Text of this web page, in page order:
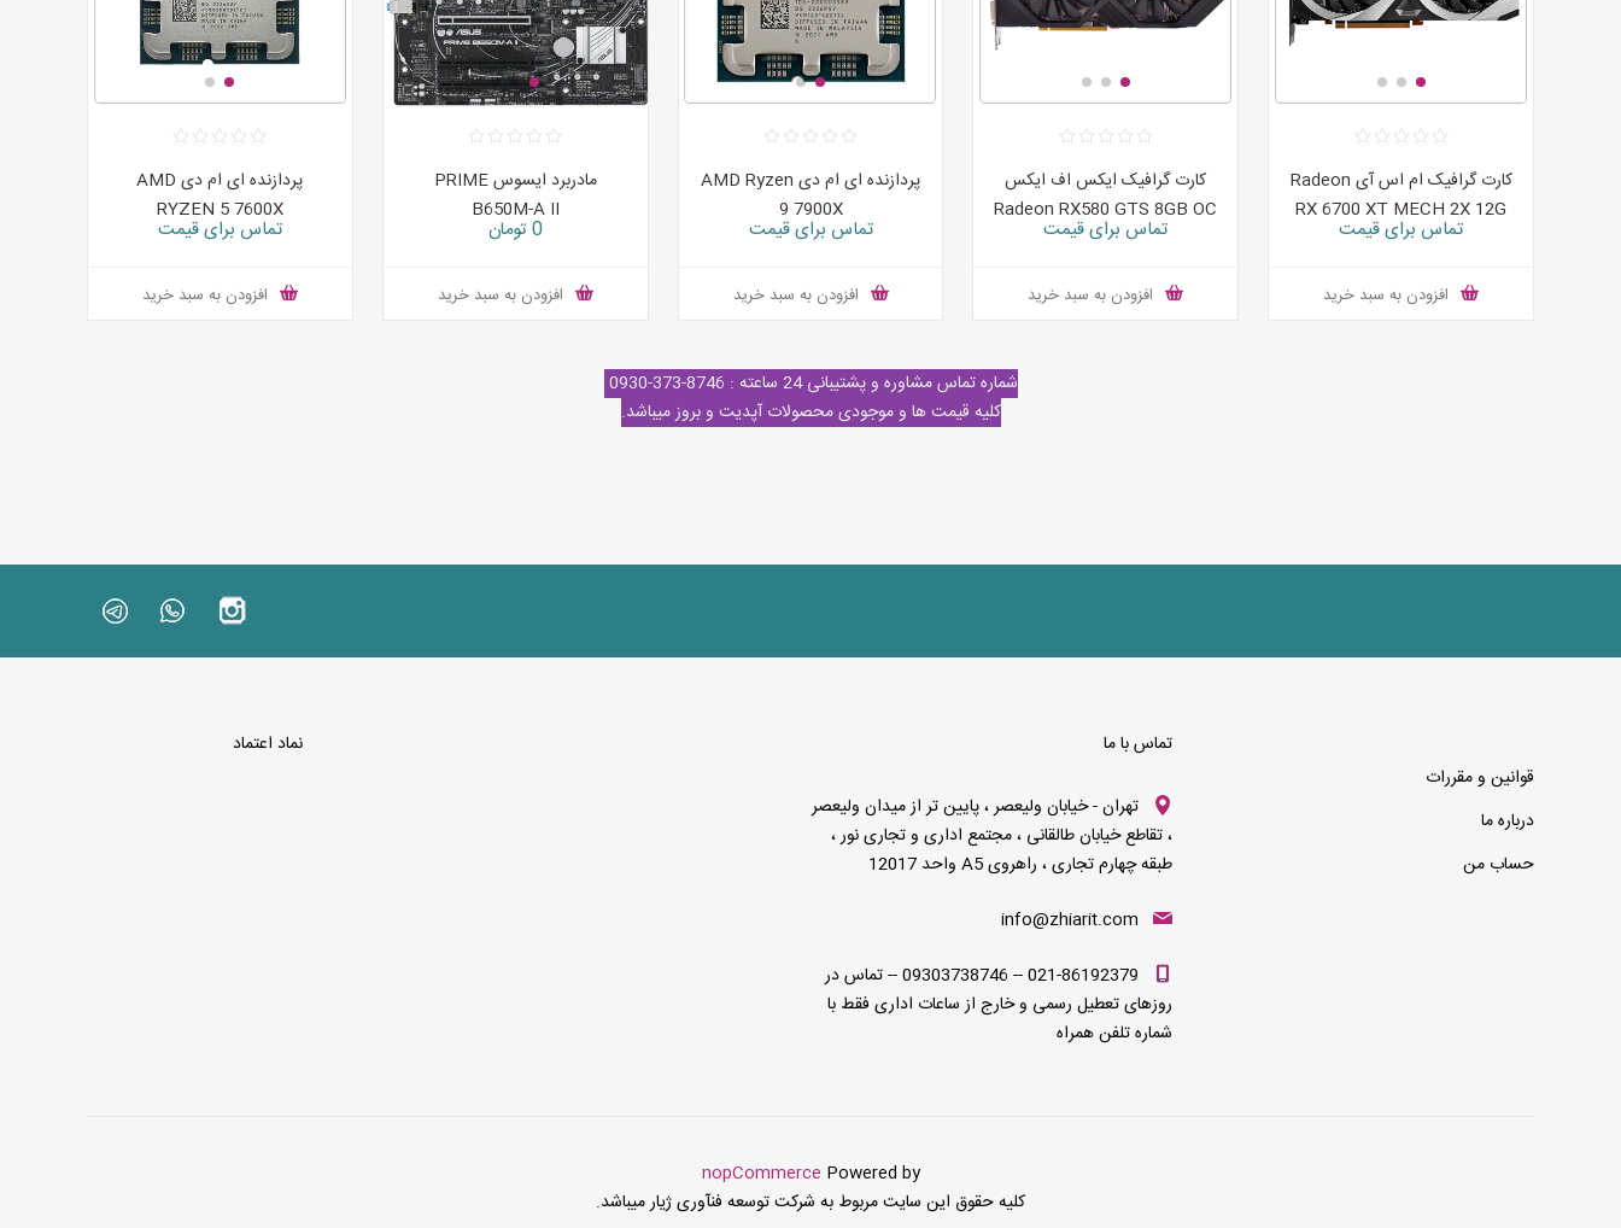
کارت گرافیک ام اس آی Radeon
RX 6700 XT MECH 2X 12G
تماس برای قیمت
افزودن به سبد خرید
کارت گرافیک ایکس اف ایکس
Radeon RX580 GTS 8GB OC
Plus
تماس برای قیمت
افزودن به سبد خرید
پردازنده ای ام دی AMD Ryzen
9 7900X
تماس برای قیمت
افزودن به سبد خرید
مادربرد ایسوس PRIME
B650M-A II
0 تومان
افزودن به سبد خرید
پردازنده ای ام دی AMD
RYZEN 5 7600X
تماس برای قیمت
افزودن به سبد خرید
شماره تماس مشاوره و پشتیبانی 24 ساعته : 8746-373-0930
کلیه قیمت ها و موجودی محصولات آپدیت و بروز میباشد.
قوانین و مقررات
درباره ما
حساب من
تماس با ما
تهران - خیابان ولیعصر ، پایین تر از میدان ولیعصر
، تقاطع خیابان طالقانی ، مجتمع اداری و تجاری نور ،
طبقه چهارم تجاری ، راهروی A5 واحد 12017
info@zhiarit.com
021-86192379 -- 09303738746 -- تماس در
روزهای تعطیل رسمی و خارج از ساعات اداری فقط با
شماره تلفن همراه
نماد اعتماد
Powered by
nopCommerce
کلیه حقوق این سایت مربوط به شرکت توسعه فنآوری ژیار میباشد.